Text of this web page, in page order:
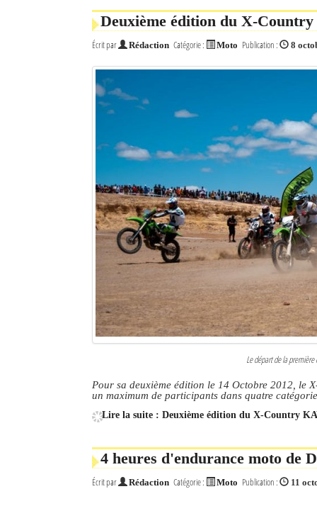
Deuxième édition du X-
Écrit par Rédaction Catégorie : Moto Publication : 8
Le départ de la première
Pour sa deuxième édition le 14 Octobre 2012, le
un maximum de participants dans quatre
Lire la suite : Deuxième édition du X-Country
4 heures d'endurance moto de
Écrit par Rédaction Catégorie : Moto Publication : 11